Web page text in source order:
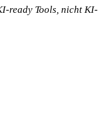
ready Tools, nicht KI-